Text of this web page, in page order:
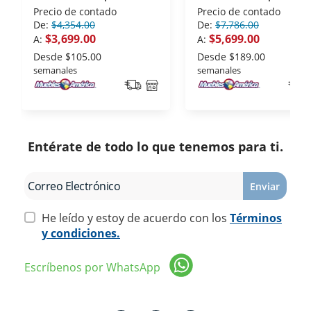
WK5012Q Blanco
Precio de contado
De: $4,354.00
A: $3,699.00
Desde $105.00
semanales
WK5915BD Silver
Precio de contado
De: $7,786.00
A: $5,699.00
Desde $189.00
semanales
Entérate de todo lo que tenemos para ti.
Enviar
He leído y estoy de acuerdo con los Términos
y condiciones.
Escríbenos por WhatsApp